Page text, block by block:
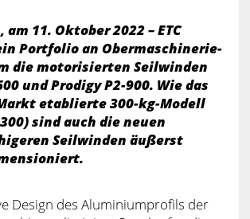
11. Oktober 2022 – ETC
Portfolio an Obermaschinerie-
die motorisierten Seilwinden
und Prodigy P2-900. Wie das
etablierte 300-kg-Modell
sind auch die neuen
Seilwinden äußerst
Design des Aluminiumprofils der